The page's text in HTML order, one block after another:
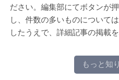
ださい。編集部にてボタンが
し、件数の多いものについて
したうえで、詳細記事の掲載
もっと知